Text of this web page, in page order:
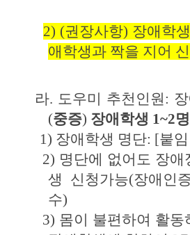
2) (권장사항) 장애학
애학생과 짝을 지어
라. 도우미 추천인원:
(중증) 장애학생 1~2
1) 장애학생 명단: [붙임
2) 명단에 없어도 장
생 신청가능(장애인
수)
3) 몸이 불편하여 활동